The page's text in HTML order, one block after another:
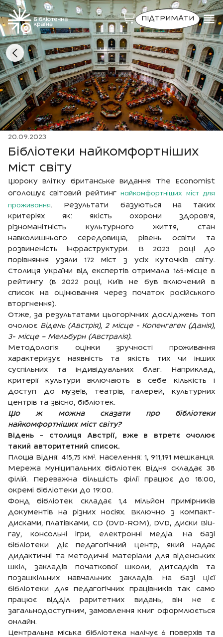
ПІДТРИМАТИ
20.09.2023
Бібліотеки найкомфортніших
міст світу
Щороку влітку британське видання The Economist
оголошує світовий рейтингнайкомфортніших міст для
проживання. Результати базуються на таких
критеріях як: якість охорони здоров’я,
різноманітність культурного життя, стан
навколишнього середовища, рівень освіти та
розвиненість інфраструктури. В 2023 році до
порівняння узяли 172 міст з усіх куточків світу.
Столиця України від експертів отримала 165-місце в
рейтингу (в 2022 році, Київ не був включений в
список на оцінювання через початок російського
вторгнення).
Отже, за результатами цьогорічних досліджень топ
очолює Відень (Австрія), 2 місце - Копенгаген (Данія),
3- місце – Мельбурн (Австралія).
Методологія оцінки зручності проживання
характеризує наявність та якість тих чи інших
суспільних та індивідуальних благ. Наприклад,
критерії культури включають в себе кількість і
доступ до музеїв, театрів, галерей, культурних
центрів та звісно, бібліотек.
Що ж можна сказати про бібліотеки
найкомфортніших міст світу?
Відень – столиця Австрії, вже в втретє очолює
такий авторитетний список.
Площа Відня: 415,75 км². Населення: 1, 911,191 мешканця.
Мережа муніципальних бібліотек Відня складає 38
філій. Переважна більшість філії працює до 18:00,
окремі бібліотеки до 19:00.
Фонд бібліотек складає 1,4 мільйон примірників
документів на різних носіях. Включно з компакт-
дисками, платівками, СD (DVD-ROM), DVD, диски Blu-
ray, консольні ігри, електронні медіа. На базі
бібліотеки діє педагогічний центр, який надає
дидактичні та методичні матеріали для віденських
шкіл, закладів початкової школи, дитсадків та
позашкільних навчальних закладів. На базі цієї
бібліотеки для педагогічних працівників так само
працює відділ раритетних видань, він не є
загальнодоступним, замовлення книг оформлюється
онлайн.
Центральна міська бібліотека налічує 6 поверхів та